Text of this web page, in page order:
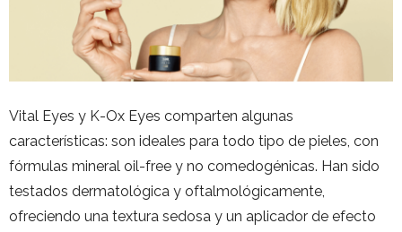
Vital Eyes y K-Ox Eyes comparten algunas
características: son ideales para todo tipo de pieles, con
fórmulas mineral oil-free y no comedogénicas. Han sido
testados dermatológica y oftalmológicamente,
ofreciendo una textura sedosa y un aplicador de efecto